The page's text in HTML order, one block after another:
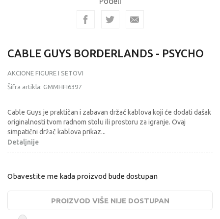
CABLE GUYS BORDERLANDS - PSYCHO
AKCIONE FIGURE I SETOVI
Šifra artikla: GMMHFI6397
Cable Guys je praktičan i zabavan držač kablova koji će dodati dašak
originalnosti tvom radnom stolu ili prostoru za igranje. Ovaj
simpatični držač kablova prikaz...
Detaljnije
Obavestite me kada proizvod bude dostupan
PROIZVOD VIŠE NIJE DOSTUPAN